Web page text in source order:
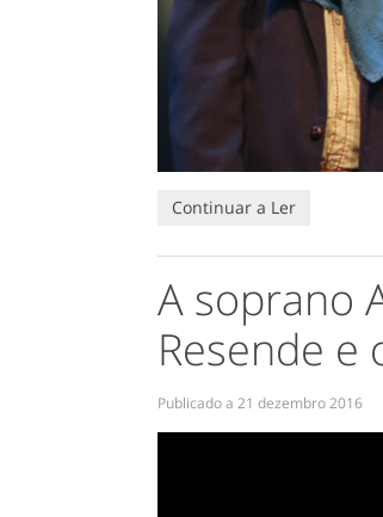
Continuar a Ler
A soprano
Resende e
Publicado a 21 dezembro 2016